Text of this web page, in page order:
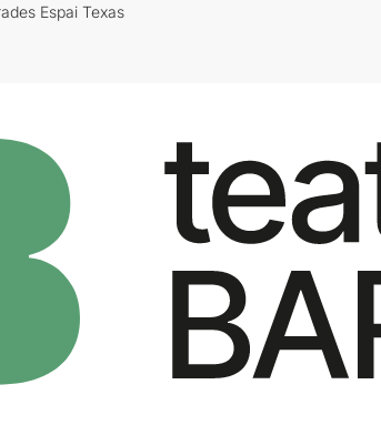
Espai Texas